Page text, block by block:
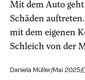
Mit dem Auto
Schäden
mit dem eigenen
Schleich von der
Daniela Müller/Mai 2025/